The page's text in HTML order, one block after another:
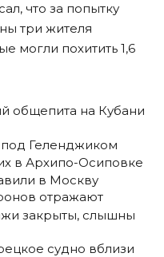
, что за попытку
три жителя
могли похитить 1,6
общепита на Кубани
Геленджиком
в Архипо-Осиповке
в Москву
отражают
закрыты, слышны
судно вблизи